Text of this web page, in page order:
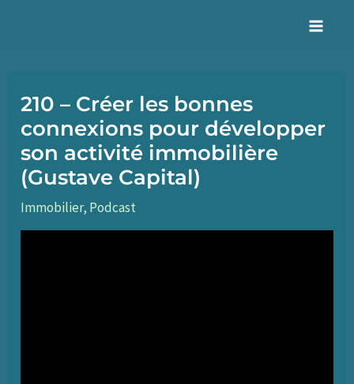
210 – Créer les bonnes
connexions pour développer
son activité immobilière
(Gustave Capital)
Immobilier, Podcast